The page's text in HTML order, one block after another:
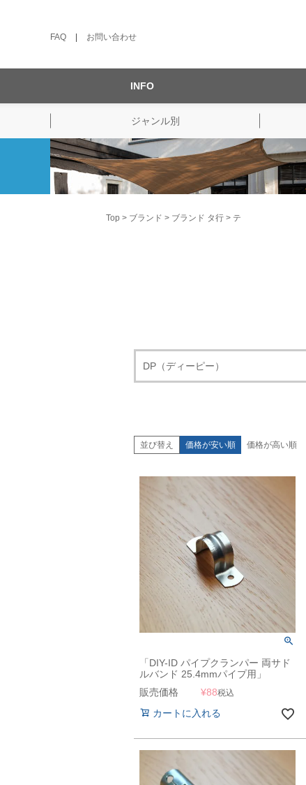
FAQ お問い合わせ
INFO
ジャンル別
Top ブランド ブランド タ行 テ
DP（ディーピー）
並び替え 価格が安い順 価格が高い順
「DIY-ID パイプクランパー 両サド
ルバンド 25.4mmパイプ用」
販売価格
¥88税込
カートに入れる